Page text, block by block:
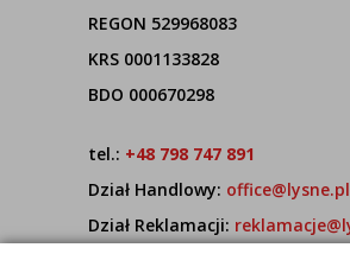
REGON 529968083
KRS 0001133828
BDO 000670298
tel.: +48 798 747 891
Dział Handlowy: office@lysne.pl
Dział Reklamacji: